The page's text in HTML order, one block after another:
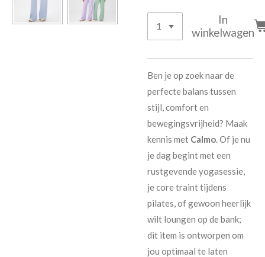
In
winkelwagen
Ben je op zoek naar de
perfecte balans tussen
stijl, comfort en
bewegingsvrijheid? Maak
kennis met Calmo . Of je nu
je dag begint met een
rustgevende yogasessie,
je core traint tijdens
pilates, of gewoon heerlijk
wilt loungen op de bank;
dit item is ontworpen om
jou optimaal te laten